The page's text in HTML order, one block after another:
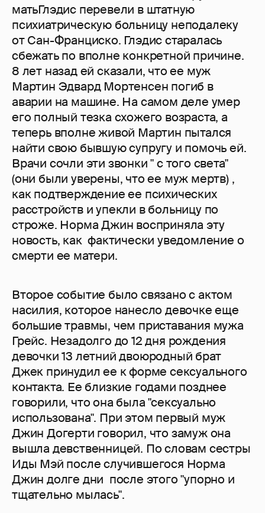
матьГлэдис перевели в штатную
психиатрическую больницу неподалеку
от Сан-Франциско. Глэдис старалась
сбежать по вполне конкретной причине.
8 лет назад ей сказали, что ее муж
Мартин Эдвард Мортенсен погиб в
аварии на машине. На самом деле умер
его полный тезка схожего возраста, а
теперь вполне живой Мартин пытался
найти свою бывшую супругу и помочь ей.
Врачи сочли эти звонки " с того света"
(они были уверены, что ее муж мертв) ,
как подтверждение ее психических
расстройств и упекли в больницу по
строже. Норма Джин восприняла эту
новость, как фактически уведомление о
смерти ее матери.
Второе событие было связано с актом
насилия, которое нанесло девочке еще
большие травмы, чем приставания мужа
Грейс. Незадолго до 12 дня рождения
девочки 13 летний двоюродный брат
Джек принудил ее к форме сексуального
контакта. Ее близкие годами позднее
говорили, что она была "сексуально
использована". При этом первый муж
Джин Догерти говорил, что замуж она
вышла девственницей. По словам сестры
Иды Мэй после случившегося Норма
Джин долге дни после этого "упорно и
тщательно мылась".